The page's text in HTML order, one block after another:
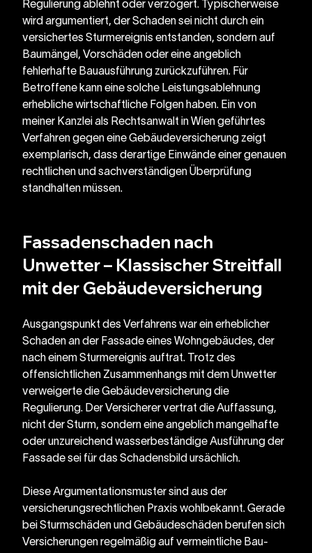
Regulierung ablehnt oder verzögert. Typischerweise
wird argumentiert, der Schaden sei nicht durch ein
versichertes Sturmereignis entstanden, sondern auf
Baumängel, Vorschäden oder eine angeblich
fehlerhafte Bauausführung zurückzuführen. Für
Betroffene kann eine solche Leistungsablehnung
erhebliche wirtschaftliche Folgen haben. Ein von
meiner Kanzlei als Rechtsanwalt in Wien geführtes
Verfahren gegen eine Gebäudeversicherung zeigt
exemplarisch, dass derartige Einwände einer genauen
rechtlichen und sachverständigen Überprüfung
standhalten müssen.
Fassadenschaden nach
Unwetter – Klassischer Streitfall
mit der Gebäudeversicherung
Ausgangspunkt des Verfahrens war ein erheblicher
Schaden an der Fassade eines Wohngebäudes, der
nach einem Sturmereignis auftrat. Trotz des
offensichtlichen Zusammenhangs mit dem Unwetter
verweigerte die Gebäudeversicherung die
Regulierung. Der Versicherer vertrat die Auffassung,
nicht der Sturm, sondern eine angeblich mangelhafte
oder unzureichend wasserbeständige Ausführung der
Fassade sei für das Schadensbild ursächlich.
Diese Argumentationsmuster sind aus der
versicherungsrechtlichen Praxis wohlbekannt. Gerade
bei Sturmschäden und Gebäudeschäden berufen sich
Versicherungen regelmäßig auf vermeintliche Bau-